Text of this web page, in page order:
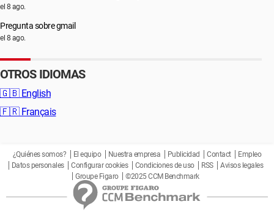
el 8 ago.
Pregunta sobre gmail
el 8 ago.
OTROS IDIOMAS
🇬🇧 English
🇫🇷 Français
¿Quiénes somos? El equipo Nuestra empresa Publicidad Contact
Empleo
Datos personales
Configurar cookies Condiciones de uso RSS
Avisos legales
Groupe Figaro
©2025 CCM Benchmark